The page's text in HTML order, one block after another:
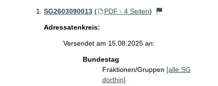
SG2603090013 ( PDF - 4 Seiten)
Adressatenkreis:
Versendet am 15.08.2025 an:
Bundestag
Fraktionen/Gruppen [alle SG
dorthin]